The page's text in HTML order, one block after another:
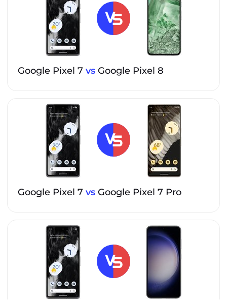
Google Pixel 7 vs Google Pixel 8
Google Pixel 7 vs Google Pixel 7 Pro